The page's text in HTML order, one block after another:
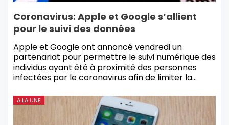
Coronavirus: Apple et Google s’allient
pour le suivi des données
Apple et Google ont annoncé vendredi un
partenariat pour permettre le suivi numérique des
individus ayant été à proximité des personnes
infectées par le coronavirus afin de limiter la…
A LA UNE